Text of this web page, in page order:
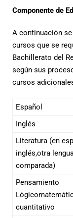
Componente de
A continuación
cursos que se
Bachillerato del
según sus
cursos
Español
Inglés
Literatura (en
inglés,otra
comparada)
Pensamiento
cuantitativo